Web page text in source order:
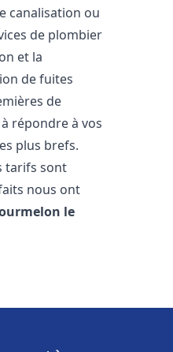
canalisation ou
de plombier
et la
de fuites
de
répondre à vos
plus brefs.
tarifs sont
nous ont
le